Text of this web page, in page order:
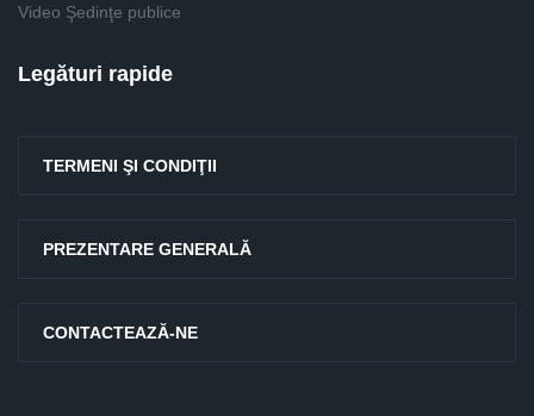
Video Şedinţe publice
Legături rapide
TERMENI ŞI CONDIŢII
PREZENTARE GENERALĂ
CONTACTEAZĂ-NE